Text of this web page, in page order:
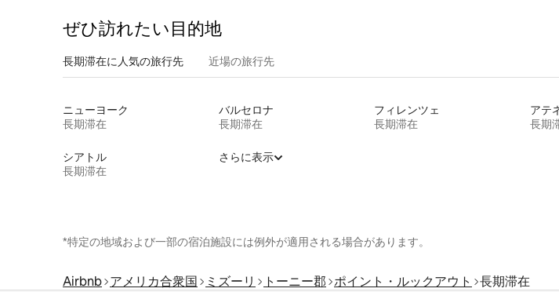
ぜひ訪⁠れ⁠た⁠い目⁠的⁠地
長期滞在に人気の旅行先 近場の旅行先
ニューヨーク
長期滞在
バルセロナ
長期滞在
フィレンツェ
長期滞在
アテ
長期
シアトル
長期滞在
さらに表示
*特定の地域および一部の宿泊施設には例外が適用される場合があります。
Airbnb アメリカ合衆国 ミズーリ トーニー郡 ポイント・ルックアウト 長期滞在